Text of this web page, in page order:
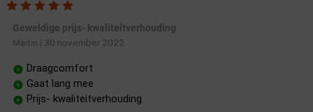
Geweldige prijs- kwaliteitverhouding
Martin 30 november 2022
Draagcomfort
Gaat lang mee
Prijs- kwaliteitverhouding